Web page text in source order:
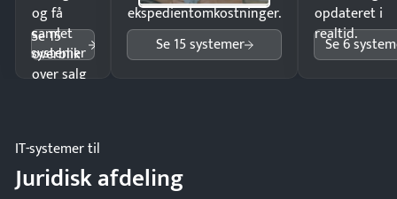
og få
samlet
overblik
over salg
Se 15
systemer
ekspedientomkostninger.
Se 15 systemer
opdateret i
realtid.
Se 6
IT-systemer til
Juridisk afdeling